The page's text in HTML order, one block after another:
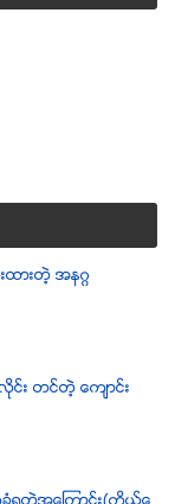
ားတဲ့ အနဂၢ
လိုင္း တင္တဲ့ ေက်ာင္း